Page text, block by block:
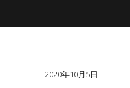
2020年10月5日